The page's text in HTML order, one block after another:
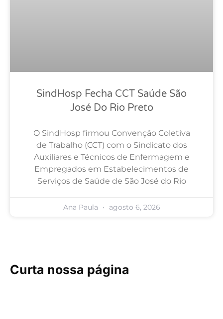
SindHosp Fecha CCT Saúde São
José Do Rio Preto
O SindHosp firmou Convenção Coletiva
de Trabalho (CCT) com o Sindicato dos
Auxiliares e Técnicos de Enfermagem e
Empregados em Estabelecimentos de
Serviços de Saúde de São José do Rio
Ana Paula agosto 6, 2026
Curta nossa página